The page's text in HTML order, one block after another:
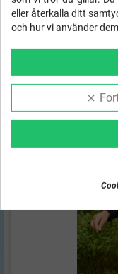
Ångerrätt- 14 dagar
& betalning via
eller återkalla ditt
och hur vi använder
clear